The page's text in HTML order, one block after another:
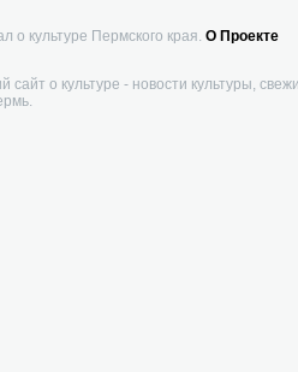
культуре Пермского края. О Проекте
сайт о культуре - новости культуры,